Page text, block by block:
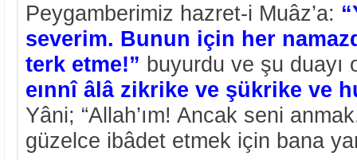
Peygamberimiz hazret-i Muâz’a:
severim. Bunun için her
terk etme!” buyurdu ve şu duayı
eınnî âlâ zikrike ve şükrike ve
Yâni; “Allah’ım! Ancak seni
güzelce ibâdet etmek için bana